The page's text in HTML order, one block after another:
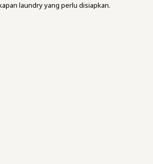
laundry yang perlu disiapkan.